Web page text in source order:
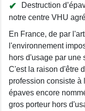
Destruction
notre centre VHU
En France, de par
l'environnement
hors d'usage par une
C'est la raison d'être
profession consiste à
épaves encore
gros porteur hors